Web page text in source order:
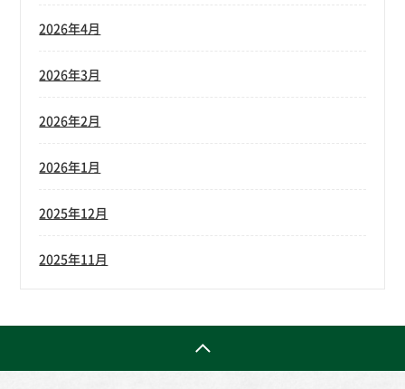
2026年4月
2026年3月
2026年2月
2026年1月
2025年12月
2025年11月